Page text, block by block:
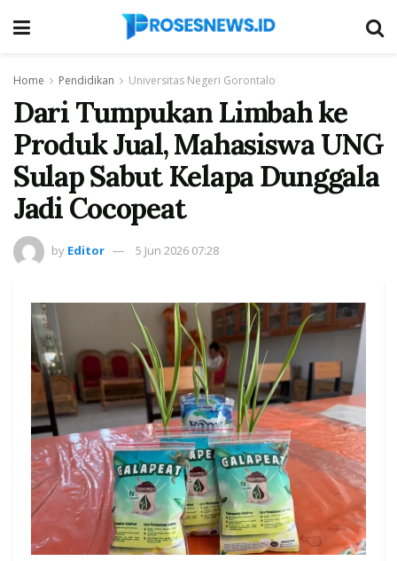
Home Pendidikan Universitas Negeri Gorontalo
Dari Tumpukan Limbah ke
Produk Jual, Mahasiswa UNG
Sulap Sabut Kelapa Dunggala
Jadi Cocopeat
by Editor 5 Jun 2026 07:28